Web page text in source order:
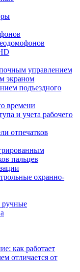
управлением
экраном
подъездного
времени
и учета рабочего
отпечатков
пальцев
охранно-
ручные
как работает
отличается от